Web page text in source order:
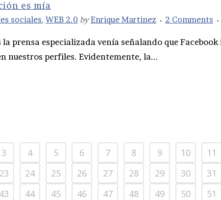
es mía
sociales, WEB 2.0 byEnrique Martinez 2 Comments
la prensa especializada venía señalando que
nuestros perfiles. Evidentemente, la...
3 4 5 6 7 8 9 10 11
23 24 25 26 27 28 29 30 31
43 44 45 46 47 48 49 50 51